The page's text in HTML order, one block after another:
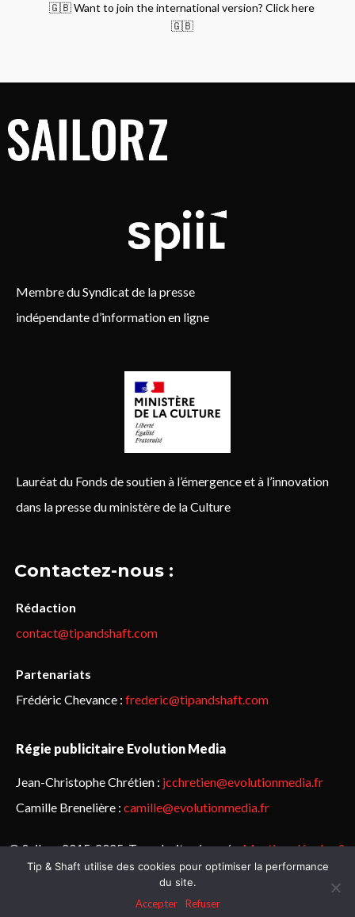
🇬🇧 Want to join the international version? Click here
🇬🇧
Membre du Syndicat de la presse
indépendante d’information en ligne
Lauréat du Fonds de soutien à l’émergence et à l’innovation
dans la presse du ministère de la Culture
Contactez-nous :
Rédaction
contact@tipandshaft.com
Partenariats
Frédéric Chevance : frederic@tipandshaft.com
Régie publicitaire Evolution Media
Jean-Christophe Chrétien : jcchretien@evolutionmedia.fr
Camille Brenelière : camille@evolutionmedia.fr
© Sailorz 2015-2025. Tous droits réservés.Mentions légales &
politique de confidentialité
Tip & Shaft utilise des cookies pour optimiser la performance
du site.
Accepter
Refuser